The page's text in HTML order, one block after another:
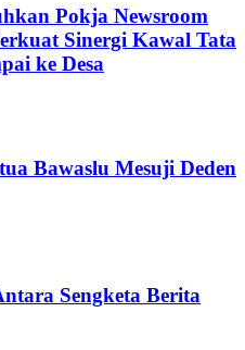
Pokja Newsroom
Sinergi Kawal Tata
ke Desa
Bawaslu Mesuji Deden
Sengketa Berita